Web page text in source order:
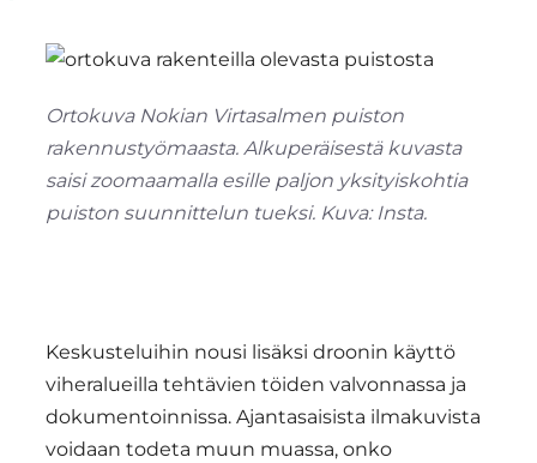
Ortokuva Nokian Virtasalmen puiston
rakennustyömaasta. Alkuperäisestä kuvasta
saisi zoomaamalla esille paljon yksityiskohtia
puiston suunnittelun tueksi. Kuva: Insta.
Keskusteluihin nousi lisäksi droonin käyttö
viheralueilla tehtävien töiden valvonnassa ja
dokumentoinnissa. Ajantasaisista ilmakuvista
voidaan todeta muun muassa, onko